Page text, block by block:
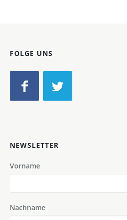
FOLGE UNS
NEWSLETTER
Vorname
Nachname